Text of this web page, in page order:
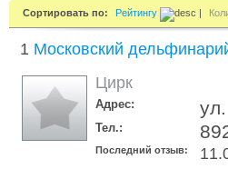
Сортировать по: Рейтингу |
1 Московский
Цирк
Адрес:
Тел.:
Последний отзыв: